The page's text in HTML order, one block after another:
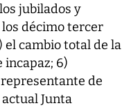
jubilados y
los décimo tercer
el cambio total de la
incapaz; 6)
de
Junta